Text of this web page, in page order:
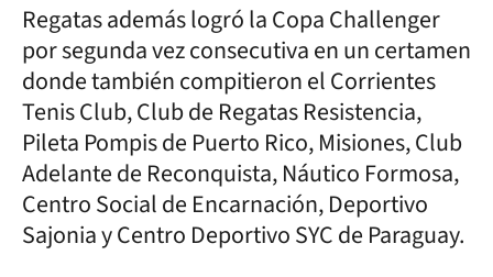
Regatas además logró la Copa Challenger
por segunda vez consecutiva en un certamen
donde también compitieron el Corrientes
Tenis Club, Club de Regatas Resistencia,
Pileta Pompis de Puerto Rico, Misiones, Club
Adelante de Reconquista, Náutico Formosa,
Centro Social de Encarnación, Deportivo
Sajonia y Centro Deportivo SYC de Paraguay.